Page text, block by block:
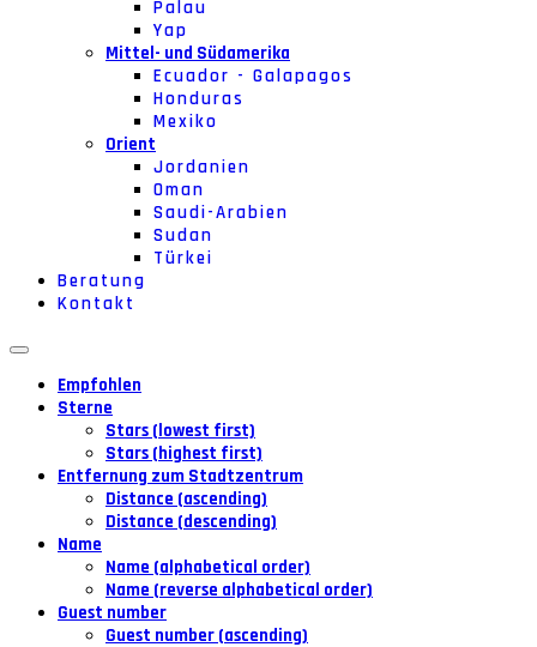
Palau
Yap
Mittel- und Südamerika
Ecuador - Galapagos
Honduras
Mexiko
Orient
Jordanien
Oman
Saudi-Arabien
Sudan
Türkei
Beratung
Kontakt
Empfohlen
Sterne
Stars (lowest first)
Stars (highest first)
Entfernung zum Stadtzentrum
Distance (ascending)
Distance (descending)
Name
Name (alphabetical order)
Name (reverse alphabetical order)
Guest number
Guest number (ascending)